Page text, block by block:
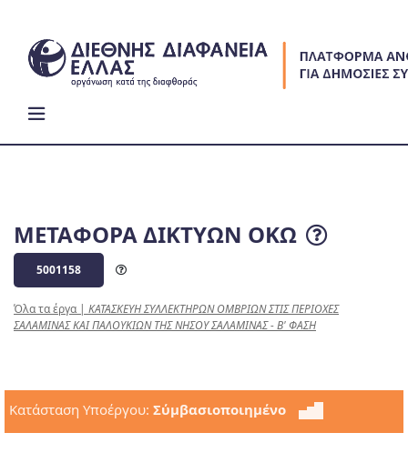
content
ΜΕΤΑΦΟΡΑ ΔΙΚΤΥΩΝ ΟΚΩ
5001158
Όλα τα έργα| ΚΑΤΑΣΚΕΥΗ ΣΥΛΛΕΚΤΗΡΩΝ ΟΜΒΡΙΩΝ ΣΤΙΣ ΠΕΡΙΟΧΕΣ
ΣΑΛΑΜΙΝΑΣ ΚΑΙ ΠΑΛΟΥΚΙΩΝ ΤΗΣ ΝΗΣΟΥ ΣΑΛΑΜΙΝΑΣ - Β' ΦΑΣΗ
Κατάσταση Υποέργου: Σύμβασιοποιημένο